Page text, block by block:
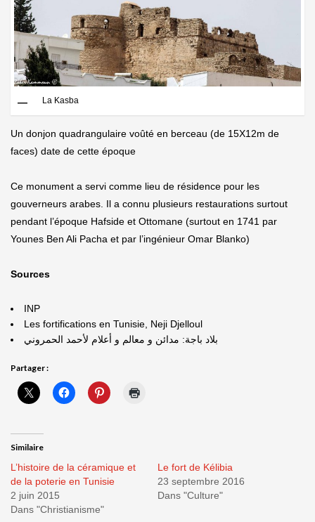
La Kasba
Un donjon quadrangulaire voûté en berceau (de 15X12m de
faces) date de cette époque
Ce monument a servi comme lieu de résidence pour les
gouverneurs arabes. Il a connu plusieurs restaurations surtout
pendant l’époque Hafside et Ottomane (surtout en 1741 par
Younes Ben Ali Pacha et par l’ingénieur Omar Blanko)
Sources
INP
Les fortifications en Tunisie, Neji Djelloul
بلاد باجة: مدائن و معالم و أعلام لأحمد الحمروني
Partager :
Similaire
L’histoire de la céramique et
de la poterie en Tunisie
2 juin 2015
Dans "Christianisme"
Le fort de Kélibia
23 septembre 2016
Dans "Culture"